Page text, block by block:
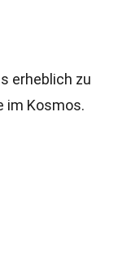
erheblich zu
im Kosmos.